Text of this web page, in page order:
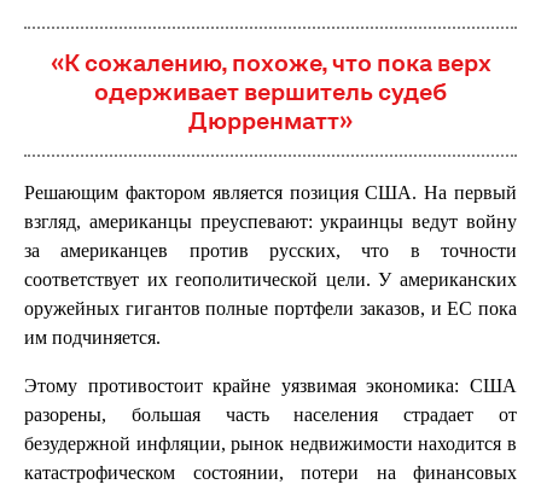
«К сожалению, похоже, что пока верх
одерживает вершитель судеб
Дюрренматт»
Решающим фактором является позиция США. На первый
взгляд, американцы преуспевают: украинцы ведут войну
за американцев против русских, что в точности
соответствует их геополитической цели. У американских
оружейных гигантов полные портфели заказов, и ЕС пока
им подчиняется.
Этому противостоит крайне уязвимая экономика: США
разорены, большая часть населения страдает от
безудержной инфляции, рынок недвижимости находится в
катастрофическом состоянии, потери на финансовых